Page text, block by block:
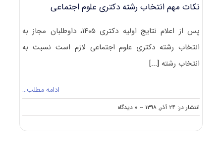
نکات مهم انتخاب رشته دکتری علوم اجتماعی
پس از اعلام نتایج اولیه دکتری ۱۴۰۵، داوطلبان مجاز به
انتخاب رشته دکتری علوم اجتماعی لازم است نسبت به
انتخاب رشته [...]
ادامه مطلب…
انتشار در: ۲۴ آذر, ۱۳۹۸ -- ۰ دیدگاه
on
نکات